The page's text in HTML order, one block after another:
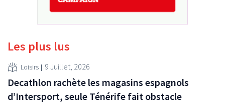
Les plus lus
Loisirs 9 Juillet, 2026
Decathlon rachète les magasins espagnols
d’Intersport, seule Ténérife fait obstacle